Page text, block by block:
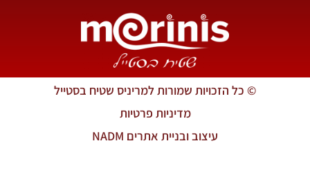
עיצוב ובניית אתרים NADM
מדיניות פרטיות
© כל הזכויות שמורות למריניס שטיח בסטייל